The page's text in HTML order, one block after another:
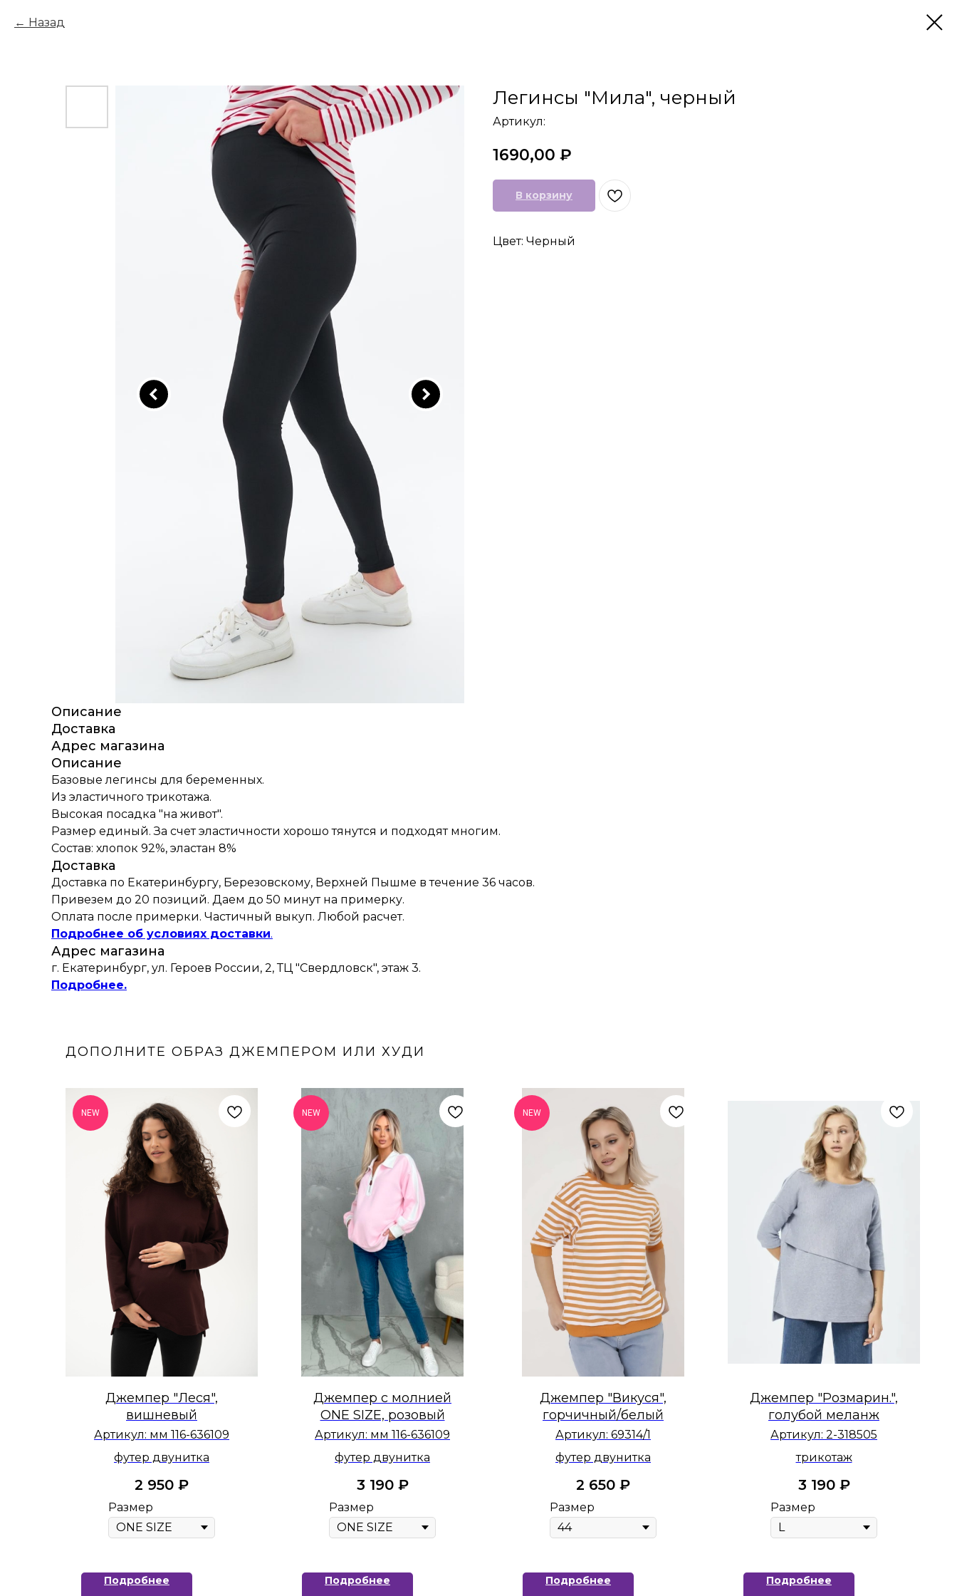
Назад
Легинсы "Мила", черный
Артикул:
1690,00 ₽
В корзину
Цвет: Черный
Описание
Доставка
Адрес магазина
Описание
Базовые легинсы для беременных.
Из эластичного трикотажа.
Высокая посадка "на живот".
Размер единый. За счет эластичности хорошо тянутся и подходят многим.
Состав: хлопок 92%, эластан 8%
Доставка
Доставка по Екатеринбургу, Березовскому, Верхней Пышме в течение 36 часов.
Привезем до 20 позиций. Даем до 50 минут на примерку.
Оплата после примерки. Частичный выкуп. Любой расчет.
Подробнее об условиях доставки.
Адрес магазина
г. Екатеринбург, ул. Героев России, 2, ТЦ "Свердловск", этаж 3.
Подробнее.
ДОПОЛНИТЕ ОБРАЗ ДЖЕМПЕРОМ ИЛИ ХУДИ
NEW
Джемпер "Леся",
вишневый
Артикул: мм 116-636109
футер двунитка
2 950 ₽
Размер
Подробнее
NEW
Джемпер с молнией
ONE SIZE, розовый
Артикул: мм 116-636109
футер двунитка
3 190 ₽
Размер
Подробнее
NEW
Джемпер "Викуся",
горчичный/белый
Артикул: 69314/1
футер двунитка
2 650 ₽
Размер
Подробнее
Джемпер "Розмарин.",
голубой меланж
Артикул: 2-318505
трикотаж
3 190 ₽
Размер
Подробнее